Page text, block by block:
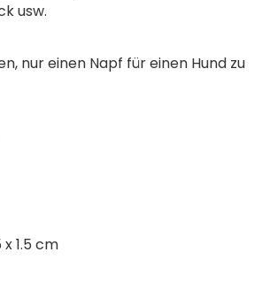
usw.
nur einen Napf für einen Hund zu
x 1.5 cm